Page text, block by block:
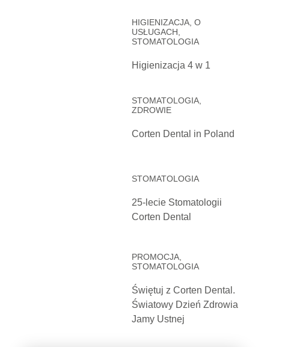
HIGIENIZACJA, O
USŁUGACH,
STOMATOLOGIA
Higienizacja 4 w 1
STOMATOLOGIA,
ZDROWIE
Corten Dental in Poland
STOMATOLOGIA
25-lecie Stomatologii
Corten Dental
PROMOCJA,
STOMATOLOGIA
Świętuj z Corten Dental.
Światowy Dzień Zdrowia
Jamy Ustnej